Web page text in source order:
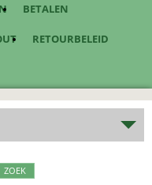
BETALEN
RETOURBELEID
ZOEK